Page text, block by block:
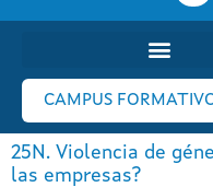
CAMPUS
25N. Violencia de
las empresas?